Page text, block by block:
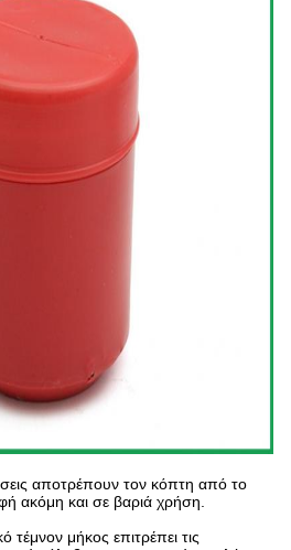
αποτρέπουν τον κόπτη από το
ακόμη και σε βαριά χρήση.
μήκος επιτρέπει τις